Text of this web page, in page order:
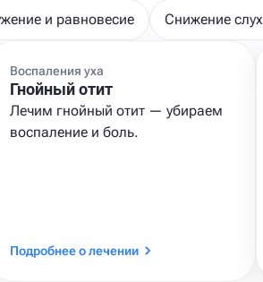
и равновесие Снижение
Воспаления уха
Гнойный отит
Лечим гнойный отит — убираем
воспаление и боль.
Подробнее о лечении